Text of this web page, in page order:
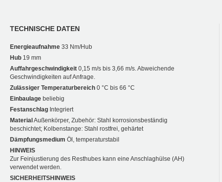
TECHNISCHE DATEN
Energieaufnahme 33 Nm/Hub
Hub 19 mm
Auffahrgeschwindigkeit 0,15 m/s bis 3,66 m/s. Abweichende
Geschwindigkeiten auf Anfrage.
Zulässiger Temperaturbereich 0 °C bis 66 °C
Einbaulage beliebig
Festanschlag Integriert
MaterialAußenkörper, Zubehör: Stahl korrosionsbeständig
beschichtet; Kolbenstange: Stahl rostfrei, gehärtet
Dämpfungsmedium Öl, temperaturstabil
HINWEIS
Zur Feinjustierung des Resthubes kann eine Anschlaghülse (AH)
verwendet werden.
SICHERHEITSHINWEIS